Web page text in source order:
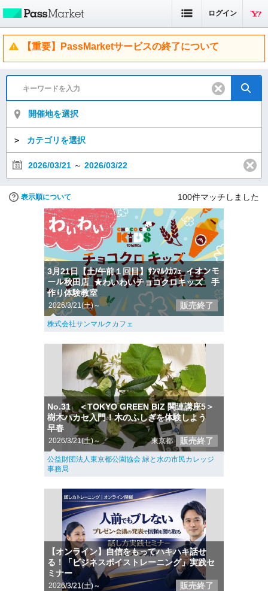
ログイン
【重要】PassMarketサービスの終了について
開催地を選択
＞ カテゴリを選択
2026/03/21 ～ 2026/03/22
表示順について 100件マッチしました
3月21日【土/午前１回目】ｻﾝﾏﾙｸｶﾌｪ_イオンモ
ール秋田店_★わいわいチョコクロキッズ 手
作り体験教室
2026/3/21(土)～ 販売終了
株式会社サンマルクカフェ
No.31 ＜TOKYO GREEN BIZ 関連講座5＞
樹木ハカセ入門！木のふしぎを体験しよう
早春
2026/3/21(土)～ 東京都 販売終了
公益財団法人東京都公園協会 緑と水の市民カレッジ
事務局
【オンライン】自信をもってハキハキ話せ
る！「ビジネスボイストレーニング」実践セ
ミナー
2026/3/21(土)～ 販売終了